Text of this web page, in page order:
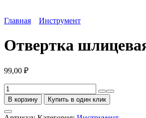
Главная Инструмент
Отвертка
99,00 ₽
Количество
товара
Отвертка
шлицевая
В корзину Купить в один клик